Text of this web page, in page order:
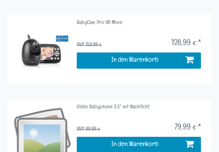
BabyCam Pro HD Move
UVP 159,99 € 128,99 € *
In den Warenkorb
Video Babyphone 3.5" mit Nachtlicht
UVP 89,99 € 79,99 € *
In den Warenkorb